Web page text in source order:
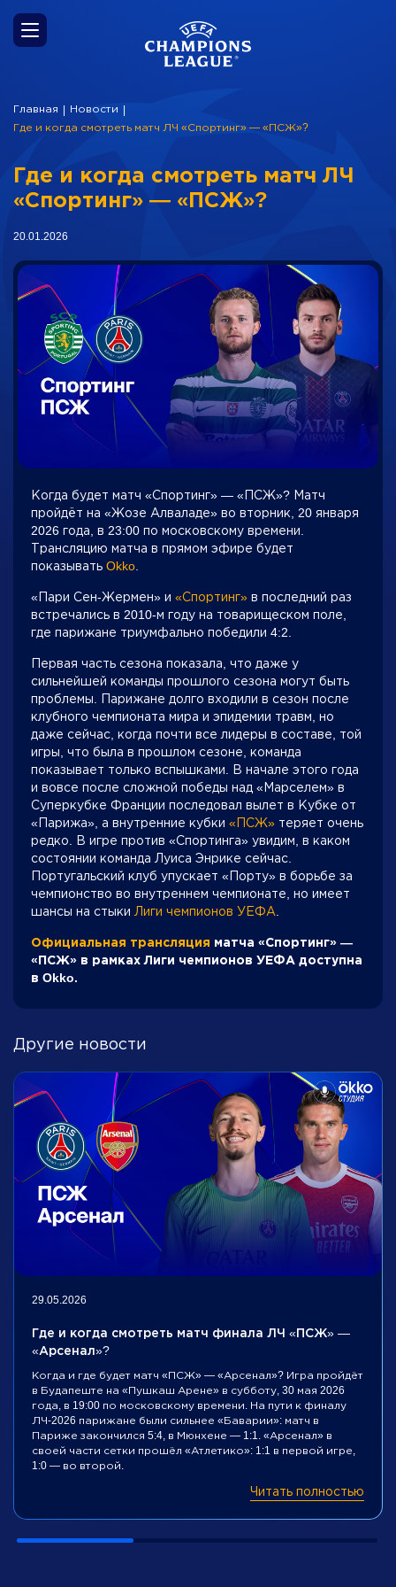
Главная Новости
Где и когда смотреть матч ЛЧ «Спортинг» — «ПСЖ»?
Где и когда смотреть матч ЛЧ
«Спортинг» — «ПСЖ»?
20.01.2026
Когда будет матч «Спортинг» — «ПСЖ»? Матч
пройдёт на «Жозе Алваладе» во вторник, 20 января
2026 года, в 23:00 по московскому времени.
Трансляцию матча в прямом эфире будет
показывать Okko
«Пари Сен-Жермен» и «Спортинг» в последний раз
встречались в 2010-м году на товарищеском поле,
где парижане триумфально победили 4:2.
Первая часть сезона показала, что даже у
сильнейшей команды прошлого сезона могут быть
проблемы. Парижане долго входили в сезон после
клубного чемпионата мира и эпидемии травм, но
даже сейчас, когда почти все лидеры в составе, той
игры, что была в прошлом сезоне, команда
показывает только вспышками. В начале этого года
и вовсе после сложной победы над «Марселем» в
Суперкубке Франции последовал вылет в Кубке от
«Парижа», а внутренние кубки «ПСЖ» теряет очень
редко. В игре против «Спортинга» увидим, в каком
состоянии команда Луиса Энрике сейчас.
Португальский клуб упускает «Порту» в борьбе за
чемпионство во внутреннем чемпионате, но имеет
шансы на стыки Лиги чемпионов УЕФА
Официальная трансляция матча «Спортинг» —
«ПСЖ» в рамках Лиги чемпионов УЕФА доступна
в Okko.
Другие новости
29.05.2026
Где и когда смотреть матч финала ЛЧ «ПСЖ» —
«Арсенал»?
Когда и где будет матч «ПСЖ» — «Арсенал»? Игра пройдёт
в Будапеште на «Пушкаш Арене» в субботу, 30 мая 2026
года, в 19:00 по московскому времени. На пути к финалу
ЛЧ-2026 парижане были сильнее «Баварии»: матч в
Париже закончился 5:4, в Мюнхене — 1:1. «Арсенал» в
своей части сетки прошёл «Атлетико»: 1:1 в первой игре,
1:0 — во второй.
Читать полностью